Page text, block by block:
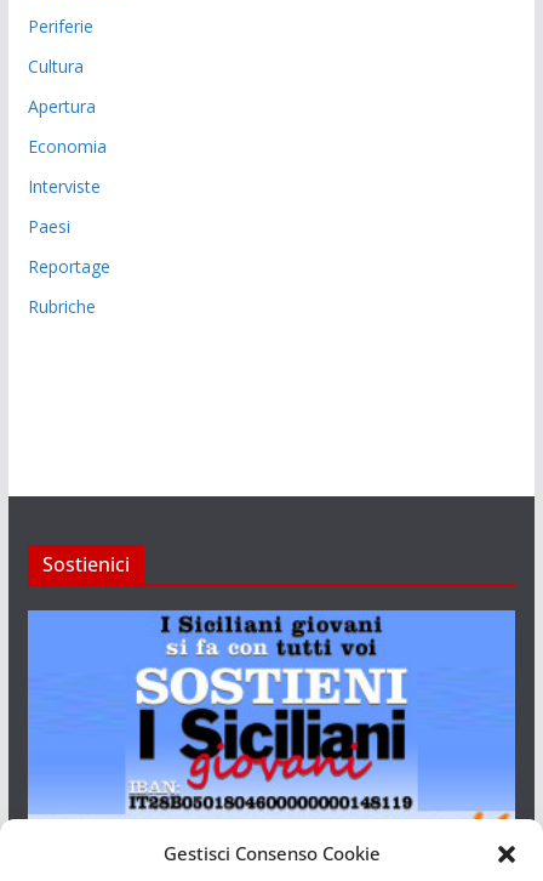
Gestisci Consenso Cookie
Periferie
Cultura
Apertura
Economia
Interviste
Paesi
Reportage
Rubriche
Sostienici